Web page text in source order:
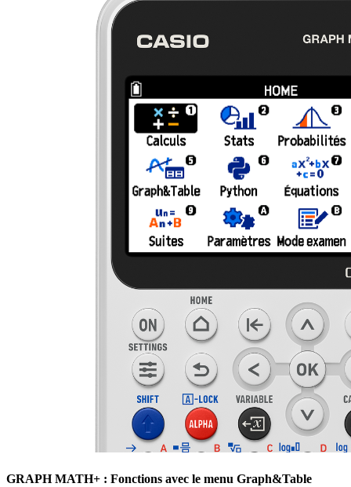
GRAPH MATH+ : Fonctions avec le menu Graph&Table